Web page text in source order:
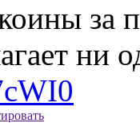
за
ни